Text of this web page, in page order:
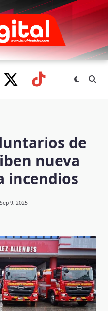
de
nueva
incendios
Sep 9, 2025